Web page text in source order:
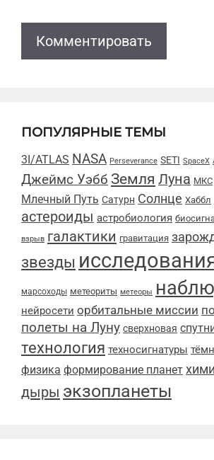
ПОПУЛЯРНЫЕ ТЕМЫ
3I/ATLAS NASA Perseverance SETI SpaceX
Джеймс Уэбб Земля Луна МКС
Млечный Путь Сатурн Солнце Хаббл
астероиды астробиология
взрыв галактики гравитация
звезды
марсоходы метеориты метеоры
нейросети орбитальные миссии
полеты на Луну сверхновая
технология техносигнатуры
физика формирование планет
дыры экзопланеты